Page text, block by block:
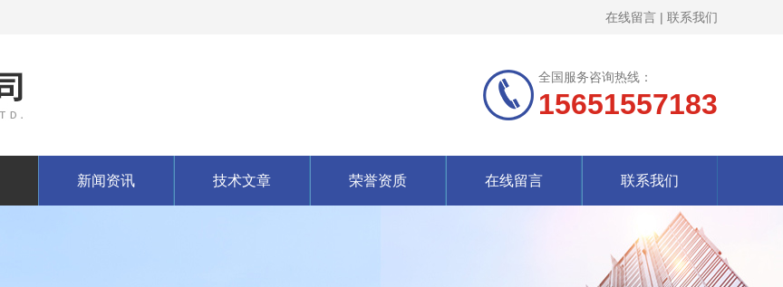
在线留言 | 联系我们
全国服务咨询热线：
15651557183
新闻资讯 技术文章 荣誉资质 在线留言 联系我们